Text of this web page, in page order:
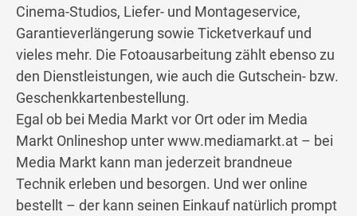
Cinema-Studios, Liefer- und Montageservice,
Garantieverlängerung sowie Ticketverkauf und
vieles mehr. Die Fotoausarbeitung zählt ebenso zu
den Dienstleistungen, wie auch die Gutschein- bzw.
Geschenkkartenbestellung.
Egal ob bei Media Markt vor Ort oder im Media
Markt Onlineshop unter www.mediamarkt.at – bei
Media Markt kann man jederzeit brandneue
Technik erleben und besorgen. Und wer online
bestellt – der kann seinen Einkauf natürlich prompt